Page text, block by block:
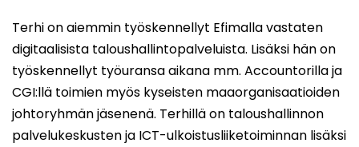
Terhi on aiemmin työskennellyt Efimalla vastaten
digitaalisista taloushallintopalveluista. Lisäksi hän on
työskennellyt työuransa aikana mm. Accountorilla ja
CGI:llä toimien myös kyseisten maaorganisaatioiden
johtoryhmän jäsenenä. Terhillä on taloushallinnon
palvelukeskusten ja ICT-ulkoistusliiketoiminnan lisäksi